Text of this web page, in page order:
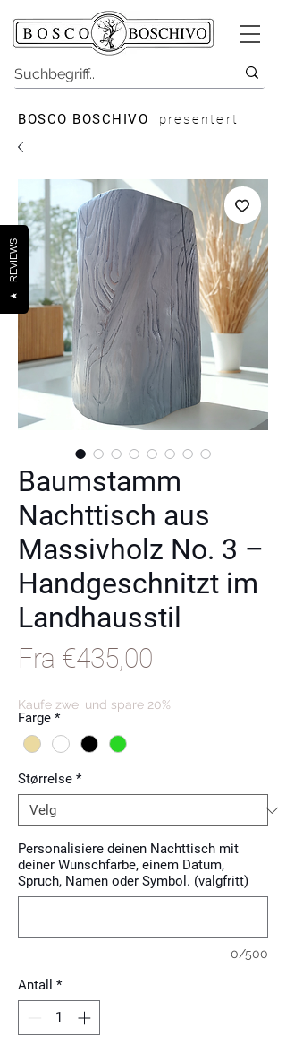
BOSCO BOSCHIVO presentert
Baumstamm
Nachttisch aus
Massivholz No. 3 –
Handgeschnitzt im
Landhausstil
Fra €435,00
Kaufe zwei und spare 20%
Farge *
Størrelse *
Personalisiere deinen Nachttisch mit
deiner Wunschfarbe, einem Datum,
Spruch, Namen oder Symbol. (valgfritt)
0/500
Antall *
★
REVIEWS